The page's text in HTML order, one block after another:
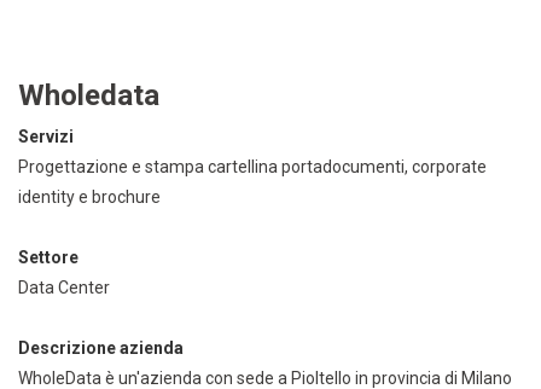
Wholedata
Servizi
Progettazione e stampa cartellina portadocumenti, corporate
identity e brochure
Settore
Data Center
Descrizione azienda
WholeData è un'azienda con sede a Pioltello in provincia di Milano